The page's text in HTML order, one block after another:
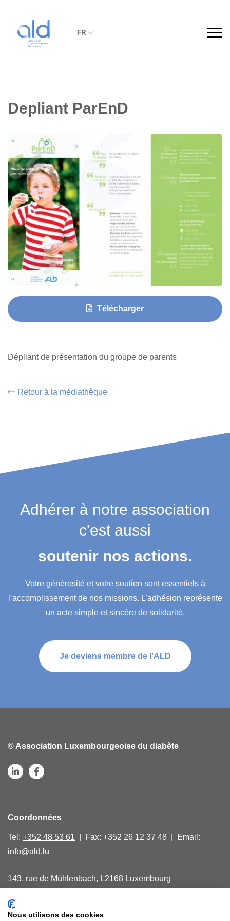
FR
Depliant ParEnD
Télécharger
Dépliant de présentation du groupe de parents
Retour à la médiathèque
Adhérer à notre association
c'est aussi
soutenir nos actions.
Votre générosité et votre soutien sont essentiels à
l’accomplissement de nos missions. L'adhésion représente
un acte simple et sincère de solidarité.
Je deviens membre de l’ALD
© Association Luxembourgeoise du diabète
Coordonnées
Tel: +352 48 53 61 | Fax: +352 26 12 37 48 | Email:
info@ald.lu
143, rue de Mühlenbach, L2168 Luxembourg
Nous utilisons des cookies